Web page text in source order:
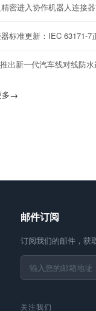
密进入协作机器人连接
出新一代汽车线对线防
→
邮件订阅
订阅我们的邮件，获
关注我们